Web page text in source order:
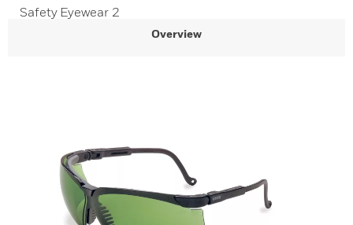
Safety Eyewear 2
Overview